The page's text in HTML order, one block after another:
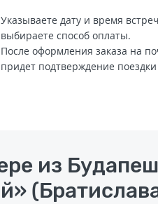
Указываете дату и время
выбираете способ оплаты.
После оформления заказа на
придет подтверждение
из